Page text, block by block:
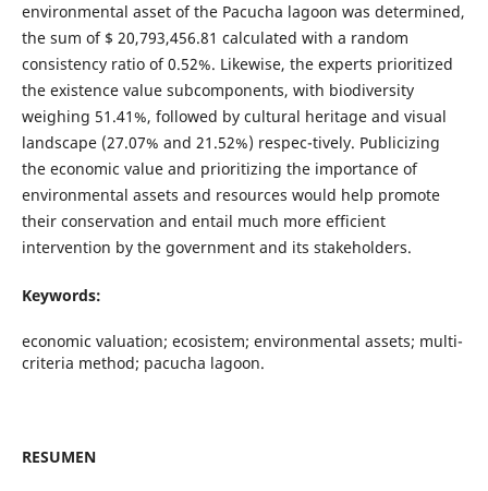
environmental asset of the Pacucha lagoon was determined,
the sum of $ 20,793,456.81 calculated with a random
consistency ratio of 0.52%. Likewise, the experts prioritized
the existence value subcomponents, with biodiversity
weighing 51.41%, followed by cultural heritage and visual
landscape (27.07% and 21.52%) respec-tively. Publicizing
the economic value and prioritizing the importance of
environmental assets and resources would help promote
their conservation and entail much more efficient
intervention by the government and its stakeholders.
Keywords:
economic valuation; ecosistem; environmental assets; multi-
criteria method; pacucha lagoon.
RESUMEN